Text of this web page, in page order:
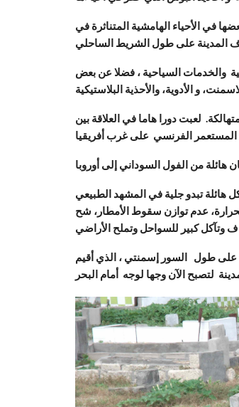
في الأحياء الهامشية المتناثرة في
والخدمات السياحية ، فضلا عن بعض
و الأدوية، والأحذية البلاستيكية
لعبت دورا هاما في العلاقة بين
تبدو جلية في المشهد الطبيعي
عدم توازن سقوط الأمطار، شح
على طول السور إسمنتي ، الذي أقيم